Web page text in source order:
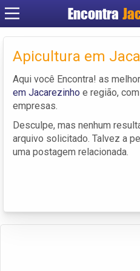
Encontra
Apicultura em
Aqui você Encontra! as
em Jacarezinho e região,
empresas.
Desculpe, mas nenhum
arquivo solicitado. Talvez a
uma postagem relacionada.